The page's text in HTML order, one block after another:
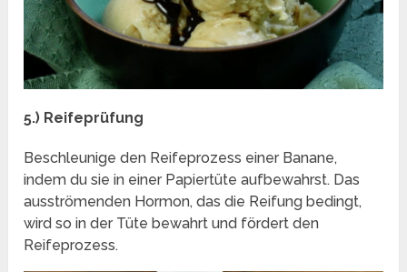
5.) Reifeprüfung
Beschleunige den Reifeprozess einer Banane,
indem du sie in einer Papiertüte aufbewahrst. Das
ausströmenden Hormon, das die Reifung bedingt,
wird so in der Tüte bewahrt und fördert den
Reifeprozess.